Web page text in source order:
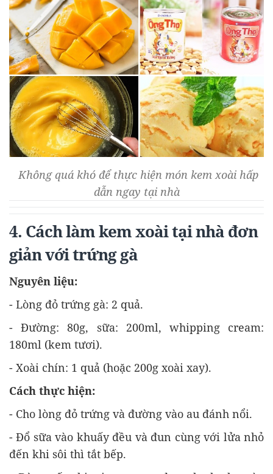
Không quá khó để thực hiện món kem xoài hấp
dẫn ngay tại nhà
4. Cách làm kem xoài tại nhà đơn
giản với trứng gà
Nguyên liệu:
- Lòng đỏ trứng gà: 2 quả.
- Đường: 80g, sữa: 200ml, whipping cream:
180ml (kem tươi).
- Xoài chín: 1 quả (hoặc 200g xoài xay).
Cách thực hiện:
- Cho lòng đỏ trứng và đường vào au đánh nổi.
- Đổ sữa vào khuấy đều và đun cùng với lửa nhỏ
đến khi sôi thì tắt bếp.